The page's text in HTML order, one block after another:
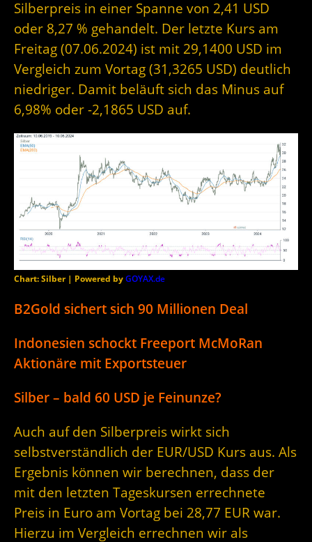
Silberpreis in einer Spanne von 2,41 USD
oder 8,27 % gehandelt. Der letzte Kurs am
Freitag (07.06.2024) ist mit 29,1400 USD im
Vergleich zum Vortag (31,3265 USD) deutlich
niedriger. Damit beläuft sich das Minus auf
6,98% oder -2,1865 USD auf.
Chart: Silber | Powered byGOYAX.de
B2Gold sichert sich 90 Millionen Deal
Indonesien schockt Freeport McMoRan
Aktionäre mit Exportsteuer
Silber – bald 60 USD je Feinunze?
Auch auf den Silberpreis wirkt sich
selbstverständlich der EUR/USD Kurs aus. Als
Ergebnis können wir berechnen, dass der
mit den letzten Tageskursen errechnete
Preis in Euro am Vortag bei 28,77 EUR war.
Hierzu im Vergleich errechnen wir als